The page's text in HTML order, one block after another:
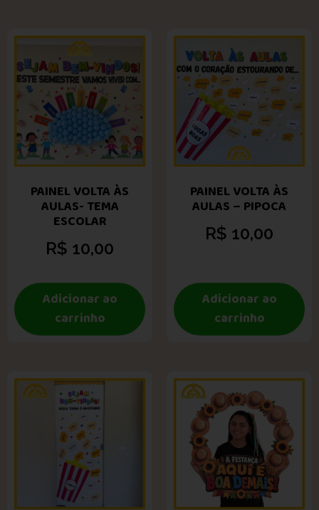
PAINEL VOLTA ÀS
AULAS- TEMA
ESCOLAR
R$ 10,00
Adicionar ao
carrinho
PAINEL VOLTA ÀS
AULAS – PIPOCA
R$ 10,00
Adicionar ao
carrinho